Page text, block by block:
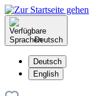
Deutsch
Deutsch
English